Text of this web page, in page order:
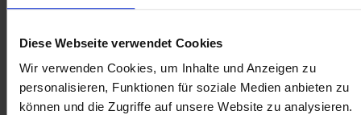
Diese Webseite verwendet Cookies
Wir verwenden Cookies, um Inhalte und Anzeigen zu
personalisieren, Funktionen für soziale Medien anbieten zu
können und die Zugriffe auf unsere Website zu analysieren.
„Personengesellschaft“, so muss die Position
„Bilanzart steuerlich“ werthaltig übermittelt
werden, es sei denn, der Name der Gesamthand
ist werthaltig angegeben oder es wurde die
„Rechtsform“-Ausprägung „Kommanditgesellschaft